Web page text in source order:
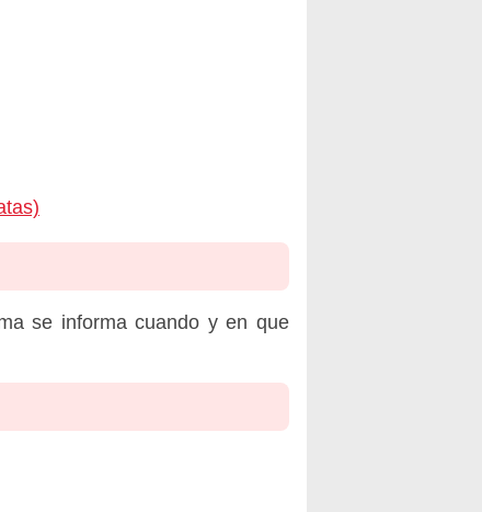
se informa cuando y en que